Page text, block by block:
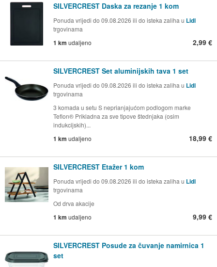
SILVERCREST Daska za rezanje 1 kom
Ponuda vrijedi do 09.08.2026 ili do isteka zaliha u Lidl
trgovinama
1 km udaljeno 2,99 €
SILVERCREST Set aluminijskih tava 1 set
Ponuda vrijedi do 09.08.2026 ili do isteka zaliha u Lidl
trgovinama
3 komada u setu S neprianjajućom podlogom marke
Teflon® Prikladna za sve tipove štednjaka (osim
indukcijskih)...
1 km udaljeno 18,99 €
SILVERCREST Etažer 1 kom
Ponuda vrijedi do 09.08.2026 ili do isteka zaliha u Lidl
trgovinama
Od drva akacije
1 km udaljeno 9,99 €
SILVERCREST Posude za čuvanje namirnica 1
set